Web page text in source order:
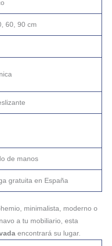
60, 90 cm
de manos
gratuita en España
minimalista, moderno o
a tu mobiliario, esta
encontrará su lugar.